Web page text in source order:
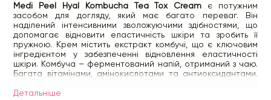
Medi Peel Hyal Kombucha Tea Tox Cream є потужним
засобом для догляду, який має багато переваг. Він
наділений інтенсивними зволожуючими здібностями, що
допомагає відновити еластичність шкіри та зробить її
пружною. Крем містить екстракт комбучі, що є ключовим
інгредієнтом у забезпеченні відновлення еластичності
шкіри. Комбуча – ферментований напій, отриманий з чаю.
Багата вітамінами, амінокислотами та антиоксидантами.
еластичності та вирівнюють її текстуру. У складі крему
Детальнiше